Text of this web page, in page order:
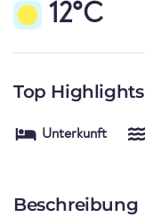
12°C
Top Highlights
Unterkunft
Beschreibung